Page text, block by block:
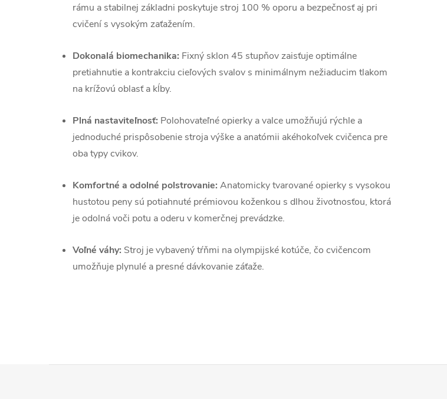
rámu a stabilnej základni poskytuje stroj 100 % oporu a bezpečnosť aj pri
cvičení s vysokým zaťažením.
Dokonalá biomechanika: Fixný sklon 45 stupňov zaisťuje optimálne
pretiahnutie a kontrakciu cieľových svalov s minimálnym nežiaducim tlakom
na krížovú oblasť a kĺby.
Plná nastaviteľnosť: Polohovateľné opierky a valce umožňujú rýchle a
jednoduché prispôsobenie stroja výške a anatómii akéhokoľvek cvičenca pre
oba typy cvikov.
Komfortné a odolné polstrovanie: Anatomicky tvarované opierky s vysokou
hustotou peny sú potiahnuté prémiovou koženkou s dlhou životnosťou, ktorá
je odolná voči potu a oderu v komerčnej prevádzke.
Voľné váhy: Stroj je vybavený tŕňmi na olympijské kotúče, čo cvičencom
umožňuje plynulé a presné dávkovanie záťaže.